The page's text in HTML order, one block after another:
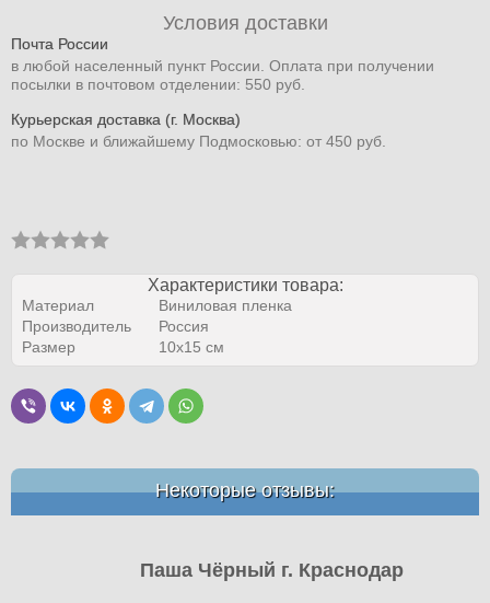
Условия доставки
Почта России
в любой населенный пункт России. Оплата при получении
посылки в почтовом отделении: 550 руб.
Курьерская доставка (г. Москва)
по Москве и ближайшему Подмосковью: от 450 руб.
Характеристики товара:
Материал
Виниловая пленка
Производитель
Россия
Размер
10х15 см
Некоторые отзывы:
Паша Чёрный г. Краснодар